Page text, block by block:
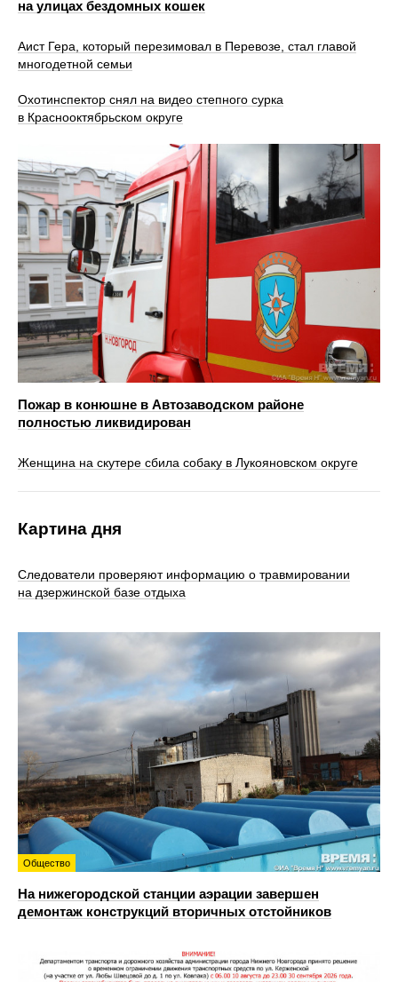
на улицах бездомных кошек
Аист Гера, который перезимовал в Перевозе, стал главой
многодетной семьи
Охотинспектор снял на видео степного сурка
в Краснооктябрьском округе
Пожар в конюшне в Автозаводском районе
полностью ликвидирован
Женщина на скутере сбила собаку в Лукояновском округе
Картина дня
Следователи проверяют информацию о травмировании
на дзержинской базе отдыха
Общество
На нижегородской станции аэрации завершен
демонтаж конструкций вторичных отстойников